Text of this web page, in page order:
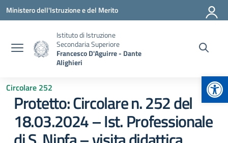
Vai ai contenuti
Vai al menu di navigazione
Vai al footer
Ministero dell'Istruzione e del Merito
Istituto di Istruzione
Secondaria Superiore
Francesco D'Aguirre - Dante
Alighieri
Circolare 252
Protetto: Circolare n. 252 del
18.03.2024 – Ist. Professionale